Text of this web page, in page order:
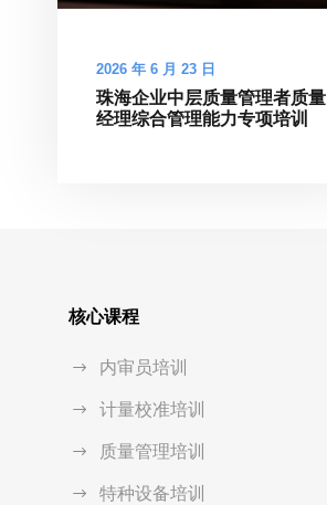
2026 年 6 月 23 日
珠海企业中层质量管理者质量
经理综合管理能力专项培训
核心课程
内审员培训
计量校准培训
质量管理培训
特种设备培训